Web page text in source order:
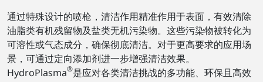
通过特殊设计的喷枪，清洁作用精准作用于表面，有效清除
油脂类有机残留物及盐类无机污染物。这些污染物被转化为
可溶性或气态成分，确保彻底清洁。对于更高要求的应用场
景，可通过定向添加剂进一步增强清洁效果。
HydroPlasma®是应对各类清洁挑战的多功能、环保且高效